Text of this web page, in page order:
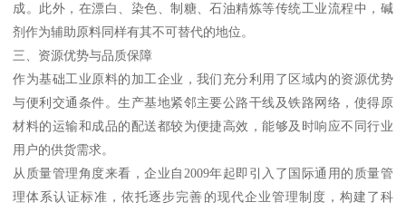
成。此外，在漂白、染色、制糖、石油精炼等传统工业流程中，碱
剂作为辅助原料同样有其不可替代的地位。
三、资源优势与品质保障
作为基础工业原料的加工企业，我们充分利用了区域内的资源优势
与便利交通条件。生产基地紧邻主要公路干线及铁路网络，使得原
材料的运输和成品的配送都较为便捷高效，能够及时响应不同行业
用户的供货需求。
从质量管理角度来看，企业自2009年起即引入了国际通用的质量管
理体系认证标准，依托逐步完善的现代企业管理制度，构建了科